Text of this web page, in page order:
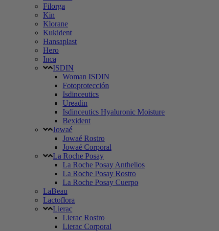
Filorga
Kin
Klorane
Kukident
Hansaplast
Hero
Inca
ISDIN
Woman ISDIN
Fotoprotección
Isdinceutics
Ureadin
Isdinceutics Hyaluronic Moisture
Bexident
Jowaé
Jowaé Rostro
Jowaé Corporal
La Roche Posay
La Roche Posay Anthelios
La Roche Posay Rostro
La Roche Posay Cuerpo
LaBeau
Lactoflora
Lierac
Lierac Rostro
Lierac Corporal